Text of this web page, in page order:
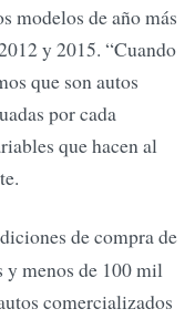
modelos de año más
y 2015. “Cuando
que son autos
por cada
que hacen al
de compra de
y menos de 100 mil
comercializados